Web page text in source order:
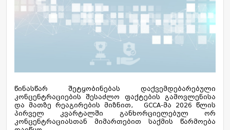
წინასწარ შეტყობინებას დაქვემდებარებული
კონცენტრაციების შესაძლო ფაქტების გამოვლენისა
და მათზე რეაგირების მიზნით, GCCA-მა 2026 წლის
პირველ კვარტალში განხორციელებულ ორ
კონცენტრაციასთან მიმართებით საქმის წარმოება